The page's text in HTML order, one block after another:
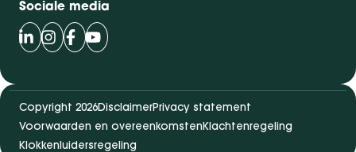
Sociale media
Volg Bentacera op LinkedIn
Volg Bentacera op Instagram
Volg Bentacera op Facebook
Volg Bentacera op Youtube
Copyright 2026DisclaimerPrivacy statement
Voorwaarden en overeenkomstenKlachtenregeling
Klokkenluidersregeling